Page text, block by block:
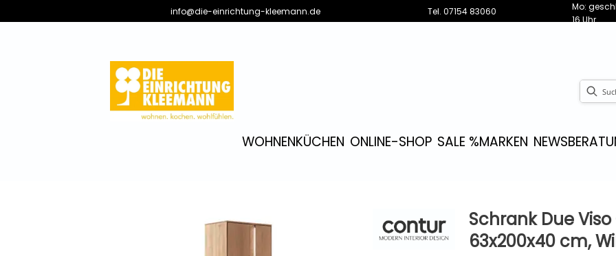
info@die-einrichtung-kleemann.de Tel. 07154 83060
Mo:
16 Uhr
WOHNENKÜCHEN ONLINE-SHOP SALE %MARKEN NEWS
Schrank Due
63x200x40 cm,